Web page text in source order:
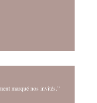
marqué nos invités.”